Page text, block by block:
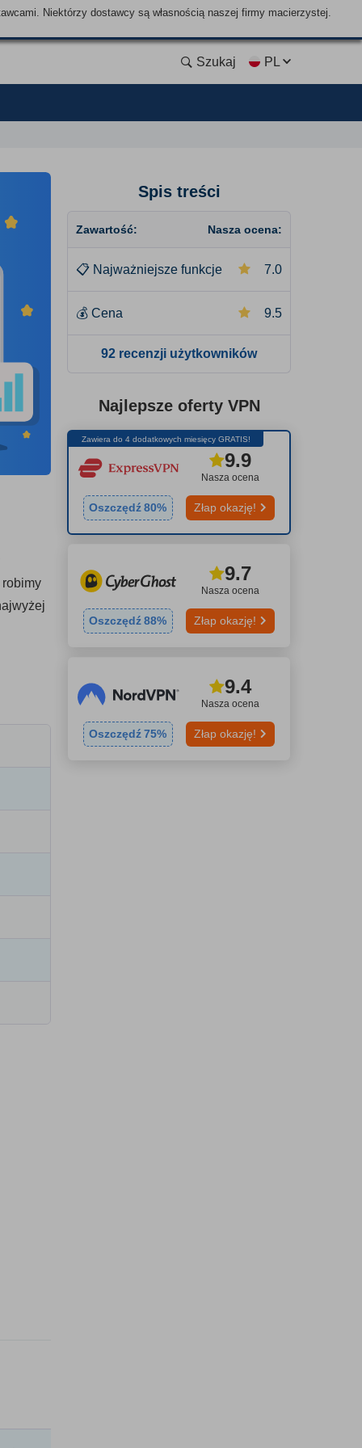
Niektórzy dostawcy są własnością naszej firmy macierzystej.
Szukaj PL
Spis treści
Zawartość: Nasza ocena:
📋 Najważniejsze funkcje 7.0
💰 Cena 9.5
92 recenzji użytkowników
Najlepsze oferty VPN
Zawiera do 4 dodatkowych miesięcy GRATIS!
Nasza ocena
9.9
Oszczędź 80% Złap okazję!
Nasza ocena
9.7
Oszczędź 88% Złap okazję!
Nasza ocena
9.4
Oszczędź 75% Złap okazję!